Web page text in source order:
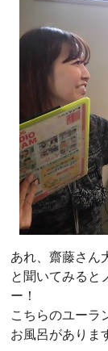
あれ、齋藤さん
と聞いてみると
ー！
こちらのユーラ
お風呂がありま